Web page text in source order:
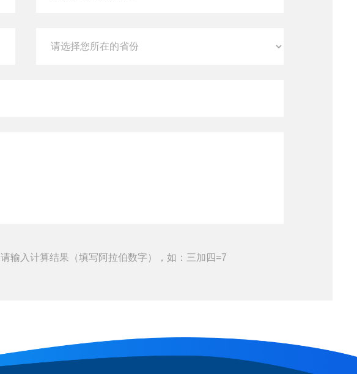
请输入计算结果（填写阿拉伯数字），如：三加四=7